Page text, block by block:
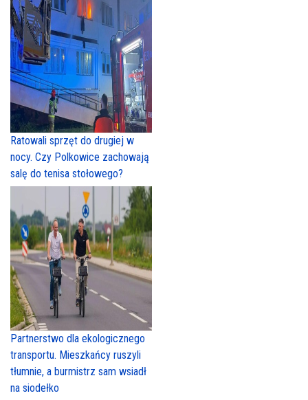
Ratowali sprzęt do drugiej w
nocy. Czy Polkowice zachowają
salę do tenisa stołowego?
Partnerstwo dla ekologicznego
transportu. Mieszkańcy ruszyli
tłumnie, a burmistrz sam wsiadł
na siodełko